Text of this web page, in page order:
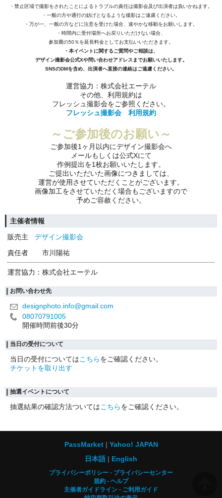
・ 禁止区域で撮影をされたことによるトラブルの責任は撮影会及び出演者は負いかねます。
・一般の方や通行の妨げとなるような撮影はご遠慮ください。
・万が一、一般の方などに注意を受けた場合、速やかな移動をお願いします。
・時間内に受付場所へお戻りいただけない場合、
参加費の50％を延長料金としてお支払いいただきます。
・本イベントに関するご質問やご相談は、
デザイン撮影会公式Xや問い合わせアドレスまでお願いいたします。
SNSのDMを含め、出演者へ直接の連絡はご遠慮ください。
運営協力：株式会社エーテル
その他、利用規約は
フレッシュ撮影会をご参照ください。
フレッシュ撮影会 利用規約
～ご参加後のお願い～
ご参加後1ヶ月以内にデザイン撮影会へ
メールもしくは公式Xにて
作例提出を1枚お願いいたします。
ご提出いただいた画像につきましては、
運営が使用させていただくことがございます。
画像加工をさせていただく場合もございますので
予めご容赦ください。
主催者情報
販売主
デザイン撮影会
責任者
市川陽祐
運営協力：株式会社エーテル
お問い合わせ先
designphoto.info@gmail.com
08070791005
開催時間前後30分
当日の受付について
当日の受付についてはこちらをご確認ください。
チケットを取り出す
抽選イベントについて
抽選結果の確認方法ついてはこちらをご確認ください。
PassMarket
Yahoo! JAPAN
日本語
English
プライバシーポリシー
プライバシーセンター
規約
ヘルプ
主催者ガイドライン
ご利用ガイド